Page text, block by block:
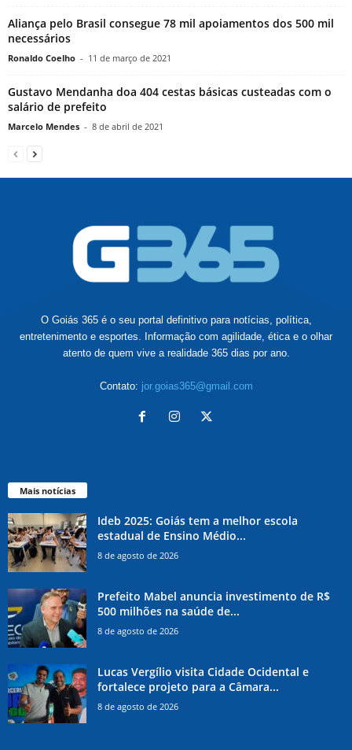
Aliança pelo Brasil consegue 78 mil apoiamentos dos 500 mil
necessários
Ronaldo Coelho - 11 de março de 2021
Gustavo Mendanha doa 404 cestas básicas custeadas com o
salário de prefeito
Marcelo Mendes - 8 de abril de 2021
O Goiás 365 é o seu portal definitivo para notícias, política,
entretenimento e esportes. Informação com agilidade, ética e o olhar
atento de quem vive a realidade 365 dias por ano.
Contato: jor.goias365@gmail.com
Mais notícias
Ideb 2025: Goiás tem a melhor escola
estadual de Ensino Médio...
8 de agosto de 2026
Prefeito Mabel anuncia investimento de R$
500 milhões na saúde de...
8 de agosto de 2026
Lucas Vergílio visita Cidade Ocidental e
fortalece projeto para a Câmara...
8 de agosto de 2026